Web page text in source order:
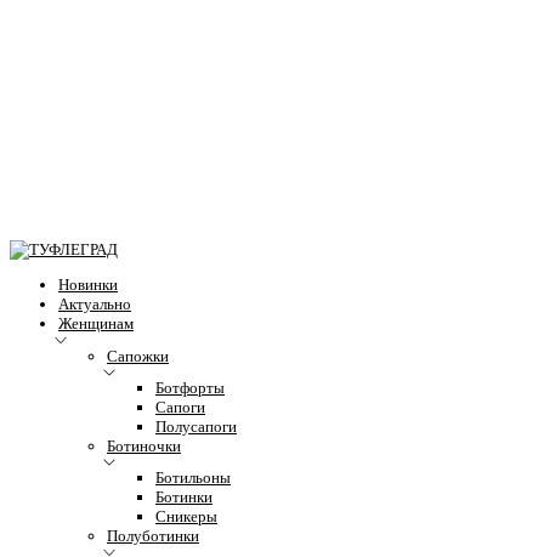
Новинки
Актуально
Женщинам
Сапожки
Ботфорты
Сапоги
Полусапоги
Ботиночки
Ботильоны
Ботинки
Сникеры
Полуботинки